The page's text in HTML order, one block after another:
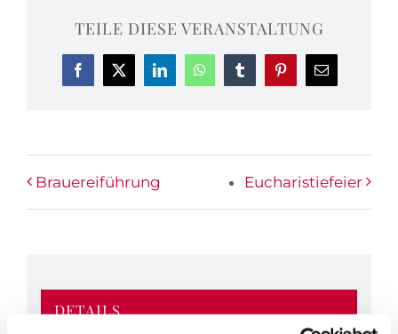
TEILE DIESE VERANSTALTUNG
Facebook
X LinkedInWhatsAppTumblrPinterest
E-
Mail
Brauereiführung Eucharistiefeier
DETAILS